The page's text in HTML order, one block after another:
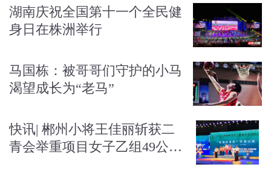
湖南庆祝全国第十一个全民健
身日在株洲举行
马国栋：被哥哥们守护的小马
渴望成长为“老马”
快讯| 郴州小将王佳丽斩获二
青会举重项目女子乙组49公斤